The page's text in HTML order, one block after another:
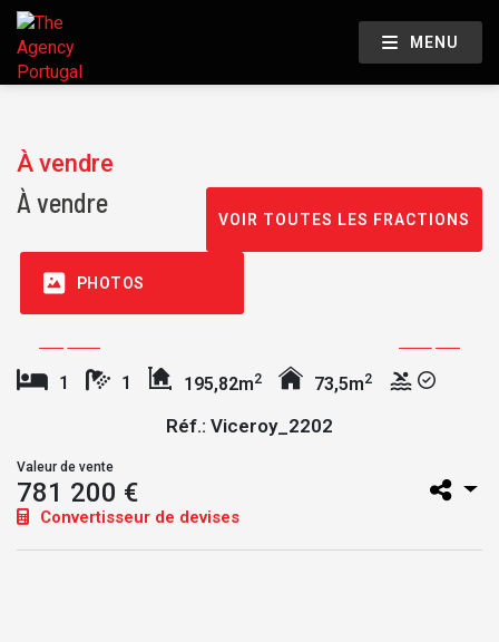
MENU
À vendre
À vendre
VOIR TOUTES LES FRACTIONS
PHOTOS
1 1 195,82m2 73,5m2
Réf.: Viceroy_2202
Valeur de vente
781 200 €
Convertisseur de devises